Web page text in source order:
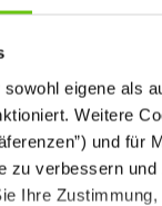
eigene als
Weitere
und für
zu verbessern
Ihre